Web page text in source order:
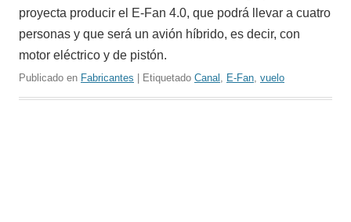
proyecta producir el E-Fan 4.0, que podrá llevar a cuatro
personas y que será un avión híbrido, es decir, con
motor eléctrico y de pistón.
Publicado en Fabricantes | Etiquetado Canal , E-Fan, vuelo